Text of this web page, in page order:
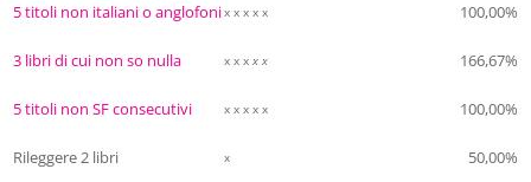
5 titoli non italiani o anglofonix x x x x 100,00%
3 libri di cui non so nulla x x x x x 166,67%
5 titoli non SF consecutivi x x x x x 100,00%
Rileggere 2 libri x 50,00%